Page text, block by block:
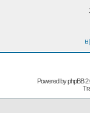
Powered byphpBB